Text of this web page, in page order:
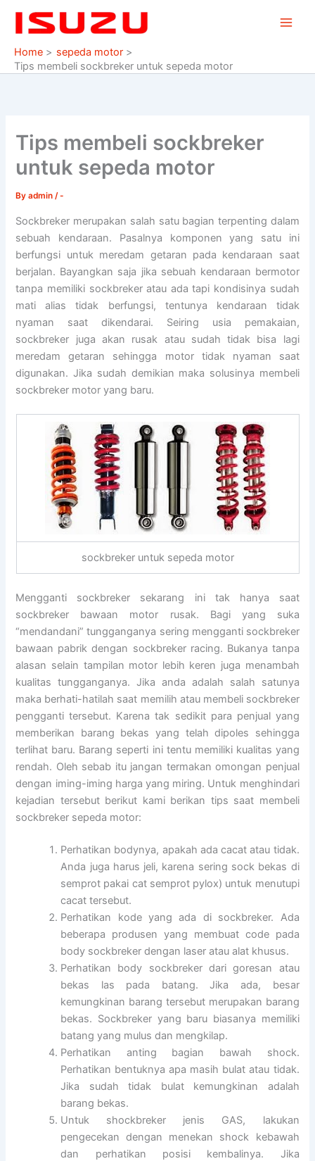
Home
sepeda motor
Tips membeli sockbreker untuk sepeda motor
Tips membeli sockbreker
untuk sepeda motor
Byadmin /-
Sockbreker merupakan salah satu bagian terpenting dalam
sebuah kendaraan. Pasalnya komponen yang satu ini
berfungsi untuk meredam getaran pada kendaraan saat
berjalan. Bayangkan saja jika sebuah kendaraan bermotor
tanpa memiliki sockbreker atau ada tapi kondisinya sudah
mati alias tidak berfungsi, tentunya kendaraan tidak
nyaman saat dikendarai. Seiring usia pemakaian,
sockbreker juga akan rusak atau sudah tidak bisa lagi
meredam getaran sehingga motor tidak nyaman saat
digunakan. Jika sudah demikian maka solusinya membeli
sockbreker motor yang baru.
sockbreker untuk sepeda motor
Mengganti sockbreker sekarang ini tak hanya saat
sockbreker bawaan motor rusak. Bagi yang suka
“mendandani” tungganganya sering mengganti sockbreker
bawaan pabrik dengan sockbreker racing. Bukanya tanpa
alasan selain tampilan motor lebih keren juga menambah
kualitas tungganganya. Jika anda adalah salah satunya
maka berhati-hatilah saat memilih atau membeli sockbreker
pengganti tersebut. Karena tak sedikit para penjual yang
memberikan barang bekas yang telah dipoles sehingga
terlihat baru. Barang seperti ini tentu memiliki kualitas yang
rendah. Oleh sebab itu jangan termakan omongan penjual
dengan iming-iming harga yang miring. Untuk menghindari
kejadian tersebut berikut kami berikan tips saat membeli
sockbreker sepeda motor:
Perhatikan bodynya, apakah ada cacat atau tidak.
Anda juga harus jeli, karena sering sock bekas di
semprot pakai cat semprot pylox) untuk menutupi
cacat tersebut.
Perhatikan kode yang ada di sockbreker. Ada
beberapa produsen yang membuat code pada
body sockbreker dengan laser atau alat khusus.
Perhatikan body sockbreker dari goresan atau
bekas las pada batang. Jika ada, besar
kemungkinan barang tersebut merupakan barang
bekas. Sockbreker yang baru biasanya memiliki
batang yang mulus dan mengkilap.
Perhatikan anting bagian bawah shock.
Perhatikan bentuknya apa masih bulat atau tidak.
Jika sudah tidak bulat kemungkinan adalah
barang bekas.
Untuk shockbreker jenis GAS, lakukan
pengecekan dengan menekan shock kebawah
dan perhatikan posisi kembalinya. Jika